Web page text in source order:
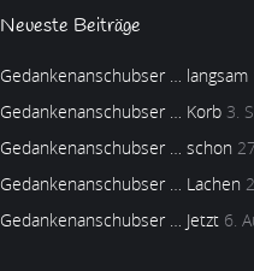
Neueste Beiträge
Gedankenanschubser … langsam
Gedankenanschubser … Korb 3.
Gedankenanschubser … schon
Gedankenanschubser … Lachen
Gedankenanschubser … Jetzt 6.